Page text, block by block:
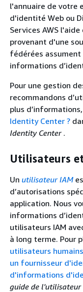
l'annuaire de votre
d'identité Web ou
Services AWS
provenant d'une
fédérées
informations
Pour une gestion
recommandons
plus
Identity Center ?
Identity Center .
Utilisateurs
Un utilisateur IAM
d’autorisations
application. Nous
informations
utilisateurs IAM
à long terme. Pour
utilisateurs
un fournisseur
d'informations
guide de l'utilisateur